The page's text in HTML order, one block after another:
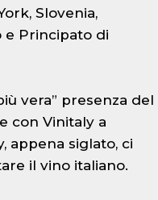
Slovenia,
e Principato di
vera” presenza del
con Vinitaly a
appena siglato, ci
il vino italiano.